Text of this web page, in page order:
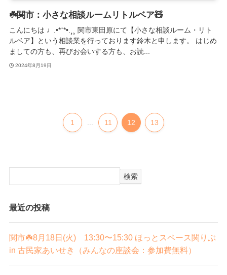
☘️関市：小さな相談ルームリトルベア🧸
こんにちは ♩.•*¨*•.¸¸ 関市東田原にて【小さな相談ルーム・リト
ルベア】という相談業を行っております鈴木と申します。 はじめ
ましての方も、再びお会いする方も、お読...
2024年8月19日
1 ... 11 12 13
検索
最近の投稿
関市☘️8月18日(火) 13:30〜15:30 ほっとスペース関りぶ
in 古民家あいせき（みんなの座談会：参加費無料）